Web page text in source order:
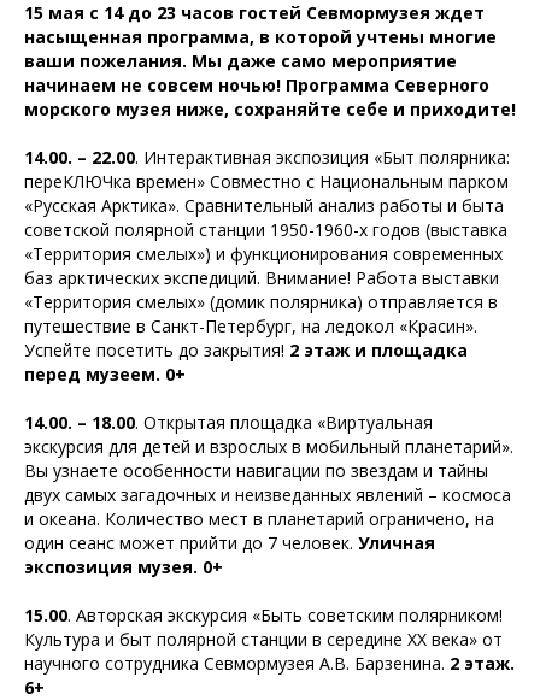
15 мая с 14 до 23 часов гостей Севмормузея ждет
насыщенная программа, в которой учтены многие
ваши пожелания. Мы даже само мероприятие
начинаем не совсем ночью! Программа Северного
морского музея ниже, сохраняйте себе и приходите!
14.00. – 22.00. Интерактивная экспозиция «Быт полярника:
переКЛЮЧка времен» Совместно с Национальным парком
«Русская Арктика». Сравнительный анализ работы и быта
советской полярной станции 1950-1960-х годов (выставка
«Территория смелых») и функционирования современных
баз арктических экспедиций. Внимание! Работа выставки
«Территория смелых» (домик полярника) отправляется в
путешествие в Санкт-Петербург, на ледокол «Красин».
Успейте посетить до закрытия! 2 этаж и площадка
перед музеем. 0+
14.00. – 18.00. Открытая площадка «Виртуальная
экскурсия для детей и взрослых в мобильный планетарий».
Вы узнаете особенности навигации по звездам и тайны
двух самых загадочных и неизведанных явлений – космоса
и океана. Количество мест в планетарий ограничено, на
один сеанс может прийти до 7 человек. Уличная
экспозиция музея. 0+
15.00. Авторская экскурсия «Быть советским полярником!
Культура и быт полярной станции в середине XX века» от
научного сотрудника Севмормузея А.В. Барзенина. 2 этаж.
6+